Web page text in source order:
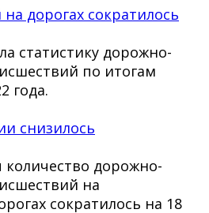
дорогах сократилось
статистику дорожно-
по итогам
года.
снизилось
количество дорожно-
на
сократилось на 18